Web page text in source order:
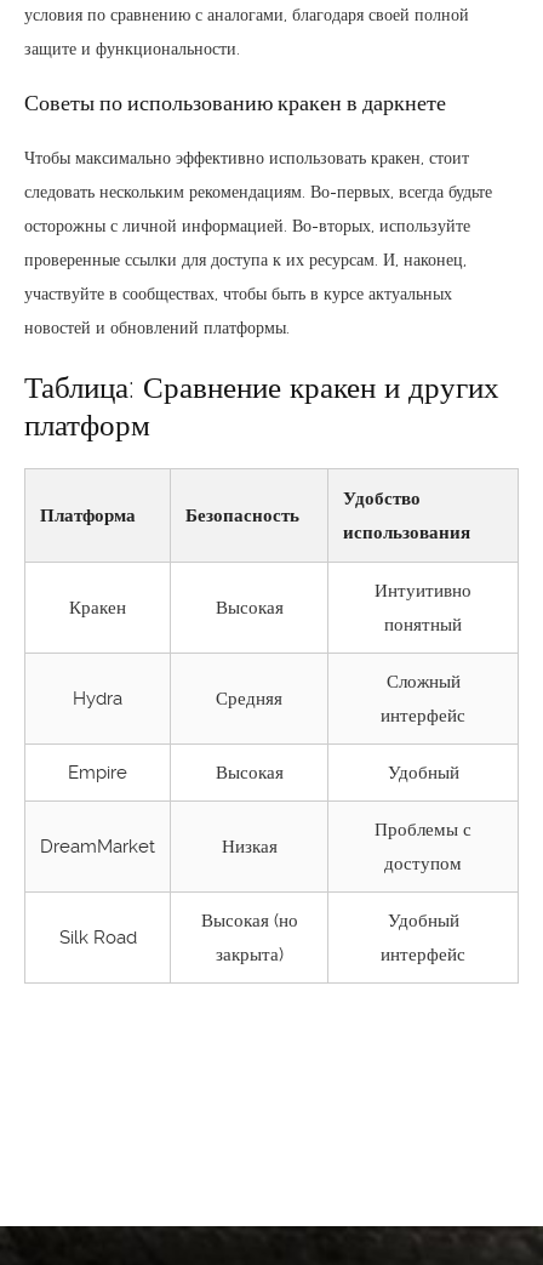
условия по сравнению с аналогами, благодаря своей полной
защите и функциональности.
Советы по использованию кракен в даркнете
Чтобы максимально эффективно использовать кракен, стоит
следовать нескольким рекомендациям. Во-первых, всегда будьте
осторожны с личной информацией. Во-вторых, используйте
проверенные ссылки для доступа к их ресурсам. И, наконец,
участвуйте в сообществах, чтобы быть в курсе актуальных
новостей и обновлений платформы.
Таблица: Сравнение кракен и других
платформ
Платформа Безопасность
Удобство
использования
Кракен Высокая
Интуитивно
понятный
Hydra Средняя
Сложный
интерфейс
Empire Высокая Удобный
DreamMarket Низкая
Проблемы с
доступом
Silk Road
Высокая (но
закрыта)
Удобный
интерфейс